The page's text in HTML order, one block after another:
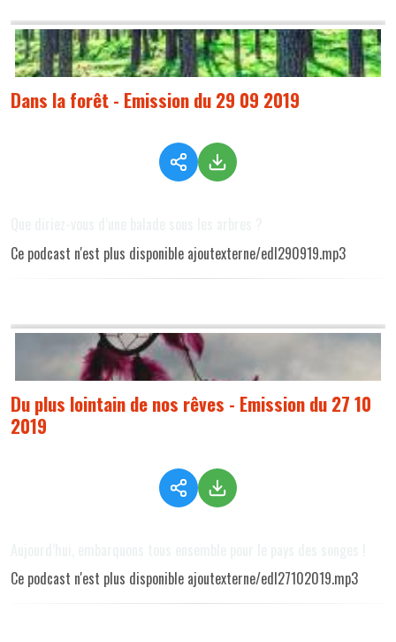
Dans la forêt - Emission du 29 09 2019
Ce podcast n'est plus disponible ajoutexterne/edl290919.mp3
Du plus lointain de nos rêves - Emission du 27 10
2019
Ce podcast n'est plus disponible ajoutexterne/edl27102019.mp3